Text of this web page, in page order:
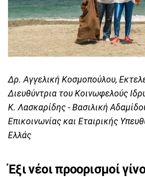
Δρ. Αγγελική Κοσμοπούλου,
Διευθύντρια του Κοινωφελούς
K. Λασκαρίδης - Βασιλική
Επικοινωνίας και Εταιρικής
Ελλάς
Έξι νέοι προορισμοί